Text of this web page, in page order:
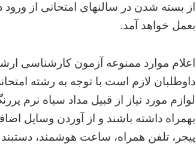
از بسته شدن در سالنهای امتحانی از
بعمل خواهد آمد.
اعلام موارد ممنوعه آزمون کارشناسی
داوطلبان لازم است با توجه به رشته
لوازم مورد نیاز از قبیل مداد سیاه نرم
بهمراه داشته باشند و از آوردن‌ وسایل‌
پیجر، تلفن‌ همراه، ساعت هوشمند،